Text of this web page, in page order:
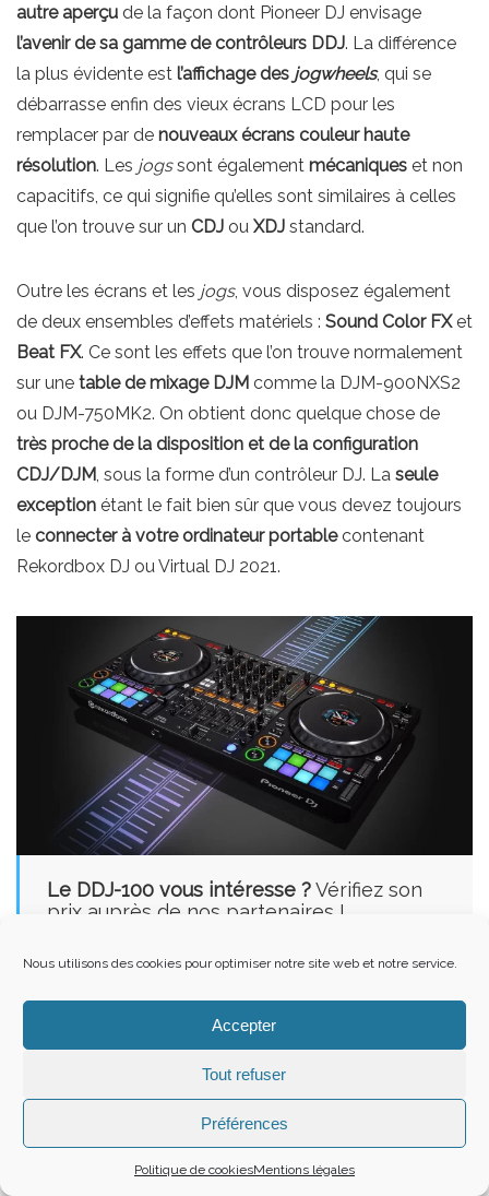
Nous utilisons des cookies pour optimiser notre site web et notre service.
Accepter
Tout refuser
Préférences
Politique de cookiesMentions légales
autre aperçu de la façon dont Pioneer DJ envisage
l’avenir de sa gamme de contrôleurs DDJ. La différence
la plus évidente est l’affichage des jogwheels, qui se
débarrasse enfin des vieux écrans LCD pour les
remplacer par de nouveaux écrans couleur haute
résolution. Les jogssont également mécaniques et non
capacitifs, ce qui signifie qu’elles sont similaires à celles
que l’on trouve sur un CDJ ou XDJ standard.
Outre les écrans et les jogs, vous disposez également
de deux ensembles d’effets matériels : Sound Color FXet
Beat FX. Ce sont les effets que l’on trouve normalement
sur une table de mixage DJM comme la DJM-900NXS2
ou DJM-750MK2. On obtient donc quelque chose de
très proche de la disposition et de la configuration
CDJ/DJM , sous la forme d’un contrôleur DJ. La seule
exception étant le fait bien sûr que vous devez toujours
le connecter à votre ordinateur portablecontenant
Rekordbox DJ ou Virtual DJ 2021.
Le DDJ-100 vous intéresse ?Vérifiez son
prix auprès de nos partenaires !